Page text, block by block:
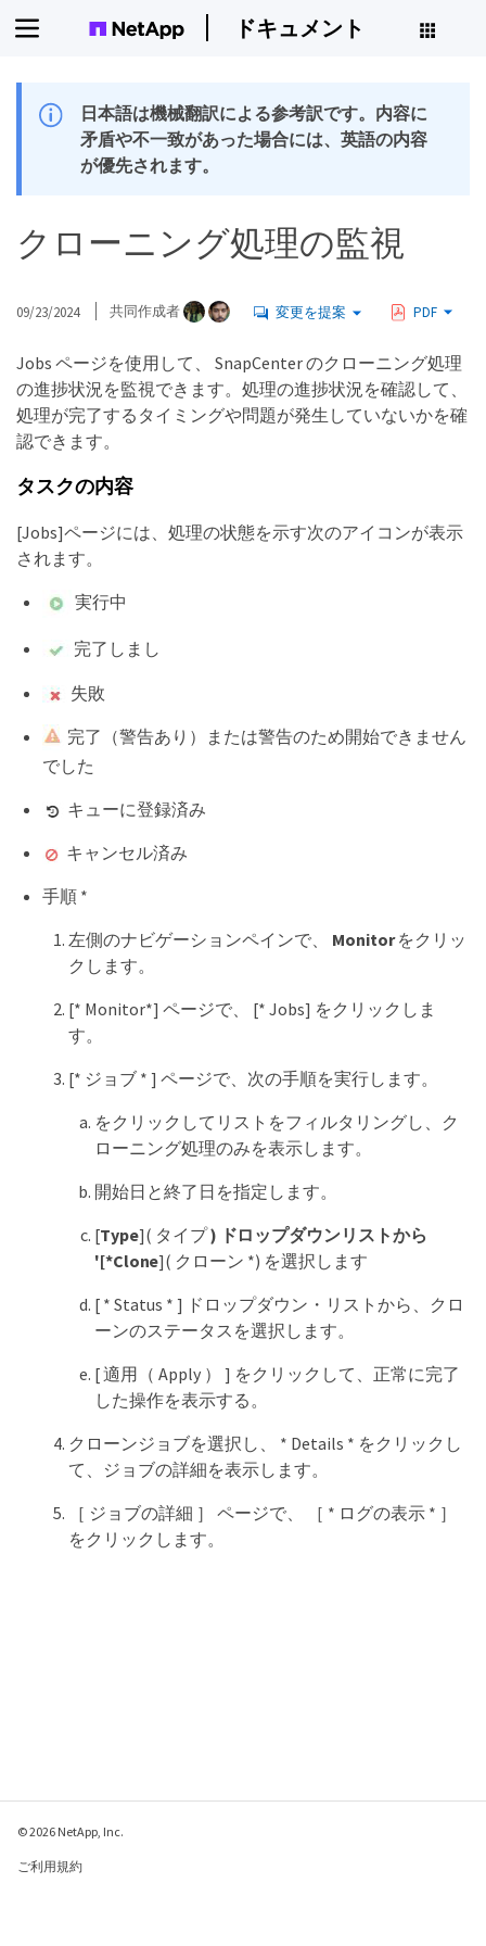
ドキュメント
日本語は機械翻訳による参考訳です。内容に
矛盾や不一致があった場合には、英語の内容
が優先されます。
クローニング処理の監視
09/23/2024 共同作成者 変更を提案 PDF
Jobs ページを使用して、 SnapCenter のクローニング処理
の進捗状況を監視できます。処理の進捗状況を確認して、
処理が完了するタイミングや問題が発生していないかを確
認できます。
タスクの内容
[Jobs]ページには、処理の状態を示す次のアイコンが表示
されます。
実行中
完了しまし
失敗
完了（警告あり）または警告のため開始できません
でした
キューに登録済み
キャンセル済み
手順 *
左側のナビゲーションペインで、 Monitorをクリッ
クします。
[* Monitor*] ページで、 [* Jobs] をクリックしま
す。
[* ジョブ * ] ページで、次の手順を実行します。
をクリックしてリストをフィルタリングし、ク
ローニング処理のみを表示します。
開始日と終了日を指定します。
[Type]( タイプ) ドロップダウンリストから
'[*Clone]( クローン *) を選択します
[ * Status * ] ドロップダウン・リストから、クロ
ーンのステータスを選択します。
[ 適用（ Apply ） ] をクリックして、正常に完了
した操作を表示する。
クローンジョブを選択し、 * Details * をクリックし
て、ジョブの詳細を表示します。
［ ジョブの詳細 ］ ページで、 ［ * ログの表示 * ］
をクリックします。
© 2026 NetApp, Inc.
ご利用規約